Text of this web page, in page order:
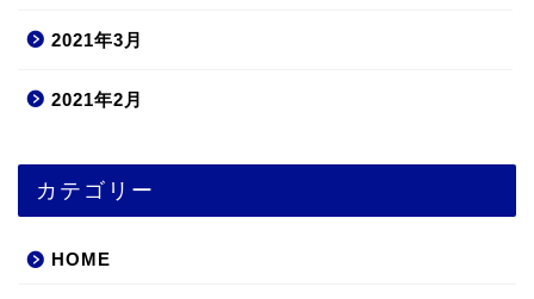
2021年3月
2021年2月
カテゴリー
HOME